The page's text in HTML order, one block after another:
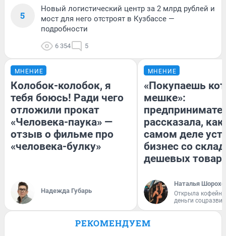
5
Новый логистический центр за 2 млрд рублей и
мост для него отстроят в Кузбассе —
подробности
6 354 5
МНЕНИЕ
Колобок-колобок, я
тебя боюсь! Ради чего
отложили прокат
«Человека-паука» —
отзыв о фильме про
«человека-булку»
Надежда Губарь
МНЕНИЕ
«Покупаешь
мешке»:
рассказала, как
самом деле
бизнес со
дешевых
Наталья
Открыла
деньги
РЕКОМЕНДУЕМ